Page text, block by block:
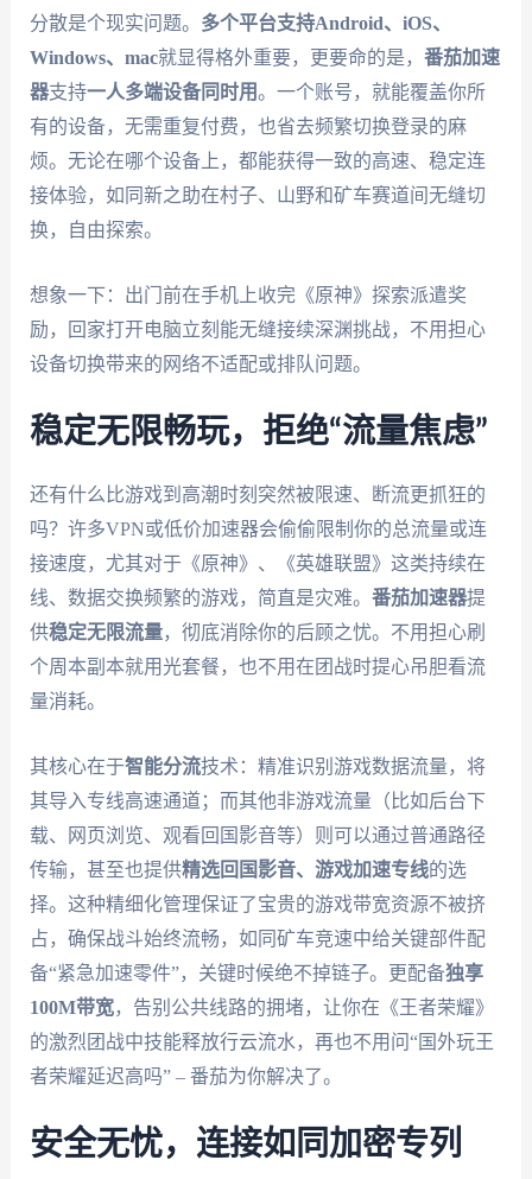
分散是个现实问题。 多个平台支持Android、iOS、
Windows、mac就显得格外重要，更要命的是， 番茄加速
器支持一人多端设备同时用。一个账号，就能覆盖你所
有的设备，无需重复付费，也省去频繁切换登录的麻
烦。无论在哪个设备上，都能获得一致的高速、稳定连
接体验，如同新之助在村子、山野和矿车赛道间无缝切
换，自由探索。
想象一下：出门前在手机上收完《原神》探索派遣奖
励，回家打开电脑立刻能无缝接续深渊挑战，不用担心
设备切换带来的网络不适配或排队问题。
稳定无限畅玩，拒绝“流量焦虑”
还有什么比游戏到高潮时刻突然被限速、断流更抓狂的
吗？许多VPN或低价加速器会偷偷限制你的总流量或连
接速度，尤其对于《原神》、《英雄联盟》这类持续在
线、数据交换频繁的游戏，简直是灾难。 番茄加速器提
供稳定无限流量，彻底消除你的后顾之忧。不用担心刷
个周本副本就用光套餐，也不用在团战时提心吊胆看流
量消耗。
其核心在于智能分流技术：精准识别游戏数据流量，将
其导入专线高速通道；而其他非游戏流量（比如后台下
载、网页浏览、观看回国影音等）则可以通过普通路径
传输，甚至也提供精选回国影音、游戏加速专线的选
择。这种精细化管理保证了宝贵的游戏带宽资源不被挤
占，确保战斗始终流畅，如同矿车竞速中给关键部件配
备“紧急加速零件”，关键时候绝不掉链子。更配备独享
100M带宽，告别公共线路的拥堵，让你在《王者荣耀》
的激烈团战中技能释放行云流水，再也不用问“国外玩王
者荣耀延迟高吗” – 番茄为你解决了。
安全无忧，连接如同加密专列